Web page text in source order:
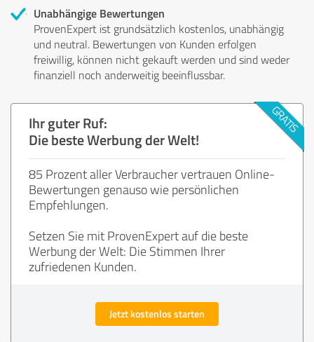
Unabhängige Bewertungen
ProvenExpert ist grundsätzlich kostenlos, unabhängig
und neutral. Bewertungen von Kunden erfolgen
freiwillig, können nicht gekauft werden und sind weder
finanziell noch anderweitig beeinflussbar.
Ihr guter Ruf:
Die beste Werbung der Welt!
85 Prozent aller Verbraucher vertrauen Online-
Bewertungen genauso wie persönlichen
Empfehlungen.
Setzen Sie mit ProvenExpert auf die beste
Werbung der Welt: Die Stimmen Ihrer
zufriedenen Kunden.
Jetzt kostenlos starten